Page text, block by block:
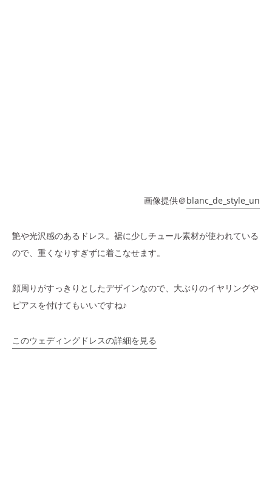
画像提供＠blanc_de_style_un
艶や光沢感のあるドレス。裾に少しチュール素材が使われている
ので、重くなりすぎずに着こなせます。
顔周りがすっきりとしたデザインなので、大ぶりのイヤリングや
ピアスを付けてもいいですね♪
このウェディングドレスの詳細を見る